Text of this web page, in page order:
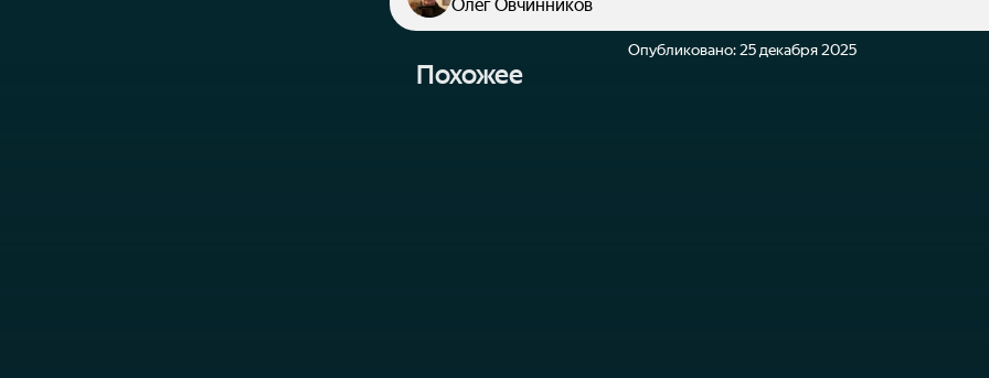
Олег Овчинников
Опубликовано:25 декабря 2025
Похожее